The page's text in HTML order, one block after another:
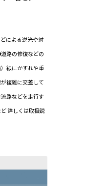
による逆光や対
路の修復などの
線にかすれや重
複雑に交差して
路などを走行す
詳しくは取扱説